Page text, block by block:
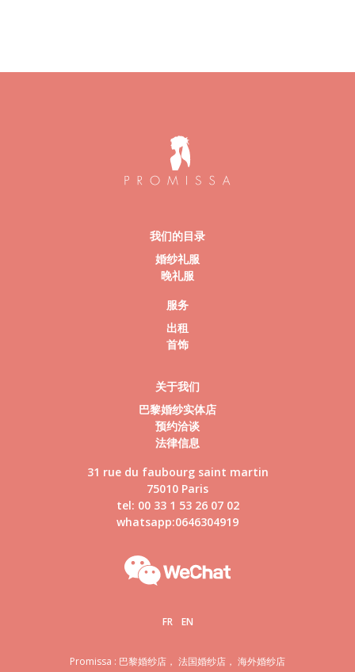
我们的目录
婚纱礼服
晚礼服
服务
出租
首饰
关于我们
巴黎婚纱实体店
预约洽谈
法律信息
31 rue du faubourg saint martin
75010 Paris
tel: 00 33 1 53 26 07 02
whatsapp:0646304919
FR EN
Promissa : 巴黎婚纱店， 法国婚纱店， 海外婚纱店